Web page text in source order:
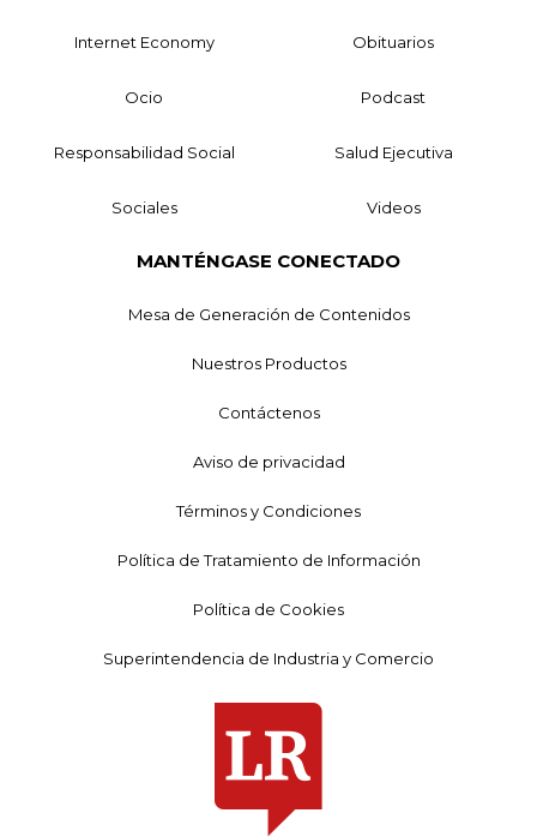
Internet Economy Obituarios
Ocio Podcast
Responsabilidad Social Salud Ejecutiva
Sociales Videos
MANTÉNGASE CONECTADO
Mesa de Generación de Contenidos
Nuestros Productos
Contáctenos
Aviso de privacidad
Términos y Condiciones
Política de Tratamiento de Información
Política de Cookies
Superintendencia de Industria y Comercio